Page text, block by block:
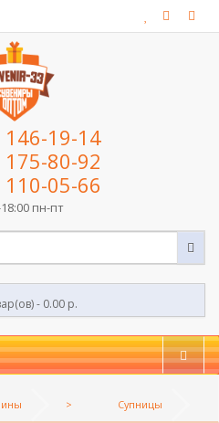
146-19-14
80-92
05-66
пн-пт
- 0.00 р.
Супницы